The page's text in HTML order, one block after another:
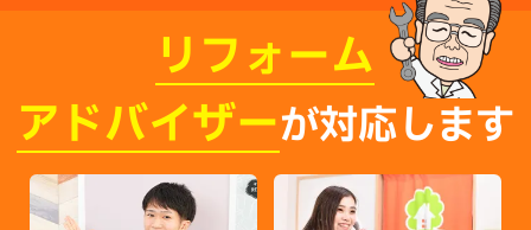
リフォーム
アドバイザーが対応します